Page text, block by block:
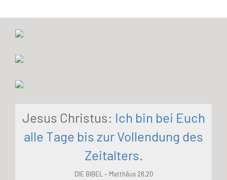
Jesus Christus: Ich bin bei Euch
alle Tage bis zur Vollendung des
Zeitalters.
DIE BIBEL – Matthäus 28,20